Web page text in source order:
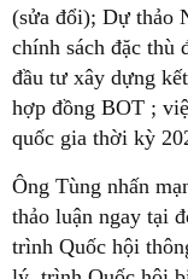
(sửa đổi); Dự thảo
chính sách đặc thù
đầu tư xây dựng
hợp đồng BOT ;
quốc gia thời kỳ
Ông Tùng nhấn
thảo luận ngay tại
trình Quốc hội